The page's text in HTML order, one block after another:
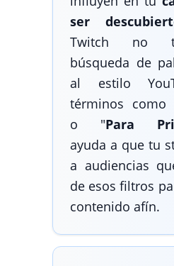
ser
Twitch no
búsqueda de
al estilo
términos como
o "Para
ayuda a que tu
a audiencias
de esos filtros
contenido afín.